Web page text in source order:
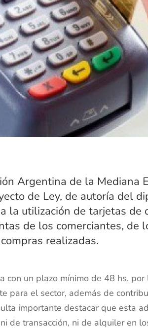
Argentina de la Mediana
de Ley, de autoría del
la utilización de tarjetas de
de los comerciantes, de
realizadas.
con un plazo mínimo de 48 hs.
para el sector, además de
importante destacar que esta
de transacción, ni de alquiler en